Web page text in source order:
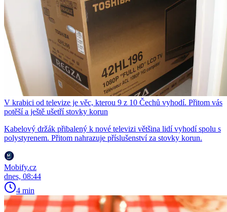
V krabici od televize je věc, kterou 9 z 10 Čechů vyhodí. Přitom vás
potěší a ještě ušetří stovky korun
Kabelový držák přibalený k nové televizi většina lidí vyhodí spolu s
polystyrenem. Přitom nahrazuje příslušenství za stovky korun.
Mobify.cz
dnes, 08:44
4 min